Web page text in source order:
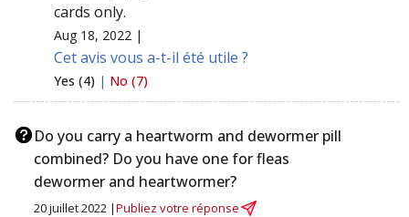
cards only.
Aug 18, 2022 |
Cet avis vous a-t-il été utile ?
Yes (4) | No (7)
Do you carry a heartworm and dewormer pill
combined? Do you have one for fleas
dewormer and heartwormer?
20 juillet 2022 |Publiez votre réponse